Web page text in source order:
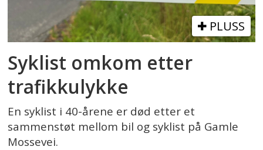
PLUSS
Syklist omkom etter
trafikkulykke
En syklist i 40-årene er død etter et
sammenstøt mellom bil og syklist på Gamle
Mossevei.